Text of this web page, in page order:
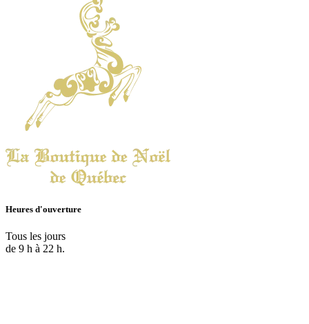
Heures d'ouverture
Tous les jours
de 9 h à 22 h.